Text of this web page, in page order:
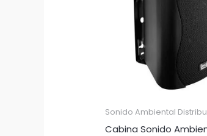
Sonido Ambiental
Cabina Sonido